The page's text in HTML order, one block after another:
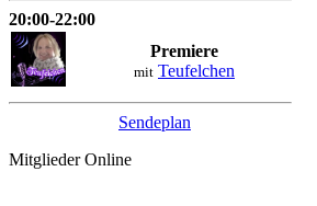
20:00-22:00
Premiere
mit Teufelchen
Sendeplan
Mitglieder Online